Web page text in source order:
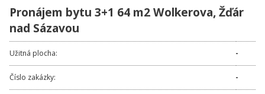
FINANCOVÁNÍ / HYPOTÉKA
KONTAKT
Pronájem bytu 3+1 64 m2 Wolkerova, Žďár
nad Sázavou
Užitná plocha: -
Číslo zakázky: -